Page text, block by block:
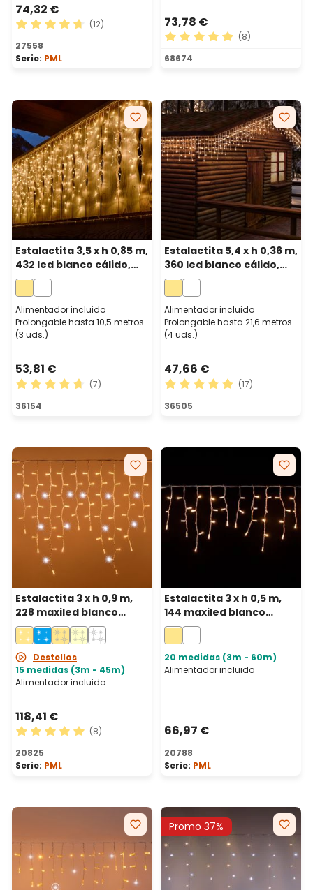
74,32 €
Calificación promedio de 4.83 de 5 estrellas
(12)
27558
Serie: PML
73,78 €
Calificación promedio de
(8)
68674
Estalactita 3,5 x h 0,85 m,
432 led blanco cálido,
cable blanco,
prolongable
Alimentador incluido
Prolongable hasta 10,5 metros
(3 uds.)
53,81 €
Calificación promedio de 4.71 de 5 estrellas
(7)
36154
Estalactita 5,4 x h 0,36 m,
360 led blanco cálido,
cable blanco,
prolongable
Alimentador incluido
Prolongable hasta 21,6 metros
(4 uds.)
47,66 €
Calificación promedio de
(17)
36505
Estalactita 3 x h 0,9 m,
228 maxiled blanco
cálido y blanco frío,
prolongable, IP67
Destellos
15 medidas (3m - 45m)
Alimentador incluido
118,41 €
Calificación promedio de 5 de 5 estrellas
(8)
20825
Serie: PML
Estalactita 3 x h 0,5 m,
144 maxiled blanco
cálido, cable blanco,
prolongable, IP67
20 medidas (3m - 60m)
Alimentador incluido
66,97 €
20788
Serie: PML
Promo 37%